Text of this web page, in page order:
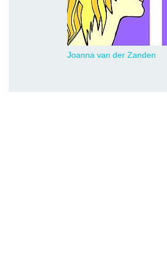
Joanna van der Zanden